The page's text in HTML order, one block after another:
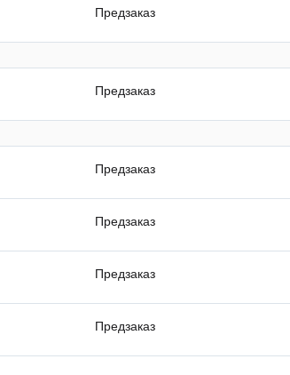
Предзаказ
Предзаказ
Предзаказ
Предзаказ
Предзаказ
Предзаказ